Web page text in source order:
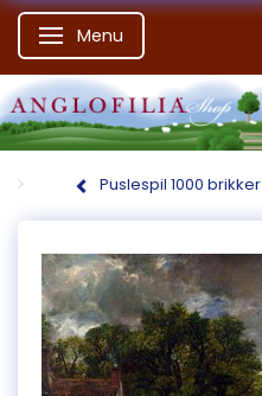
Skifte navigation
Menu
Puslespil 1000 brikker